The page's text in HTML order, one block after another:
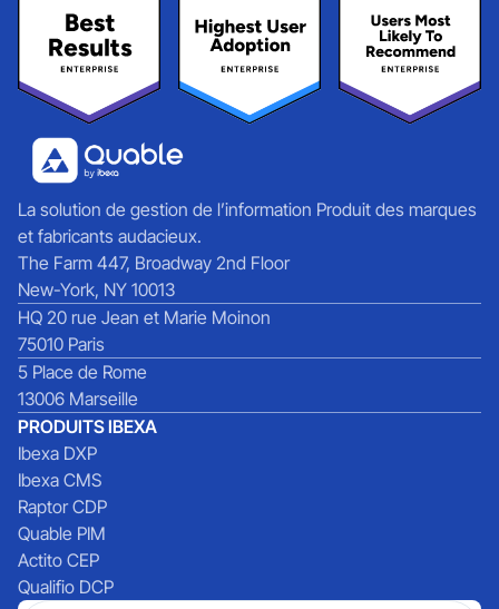
La solution de gestion de l’information Produit des marques
et fabricants audacieux.
The Farm 447, Broadway 2nd Floor
New-York, NY 10013
HQ 20 rue Jean et Marie Moinon
75010 Paris
5 Place de Rome
13006 Marseille
PRODUITS IBEXA
Ibexa DXP
Ibexa CMS
Raptor CDP
Quable PIM
Actito CEP
Qualifio DCP